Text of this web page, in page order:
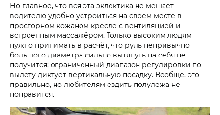
Но главное, что вся эта эклектика не мешает
водителю удобно устроиться на своём месте в
просторном кожаном кресле с вентиляцией и
встроенным массажёром. Только высоким людям
нужно принимать в расчёт, что руль непривычно
большого диаметра сильно вытянуть на себя не
получится: ограниченный диапазон регулировки по
вылету диктует вертикальную посадку. Вообще, это
правильно, но любителям ездить полулёжа не
понравится.